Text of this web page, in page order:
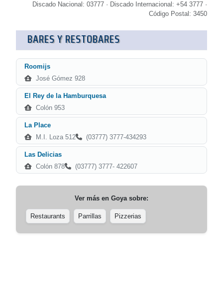
Discado Nacional: 03777 · Discado Internacional: +54 3777 ·
Código Postal: 3450
BARES Y RESTOBARES
Roomijs
José Gómez 928
El Rey de la Hamburquesa
Colón 953
La Place
M.I. Loza 512
(03777) 3777-434293
Las Delicias
Colón 878
(03777) 3777- 422607
Ver más en Goyasobre:
Restaurants Parrillas Pizzerias